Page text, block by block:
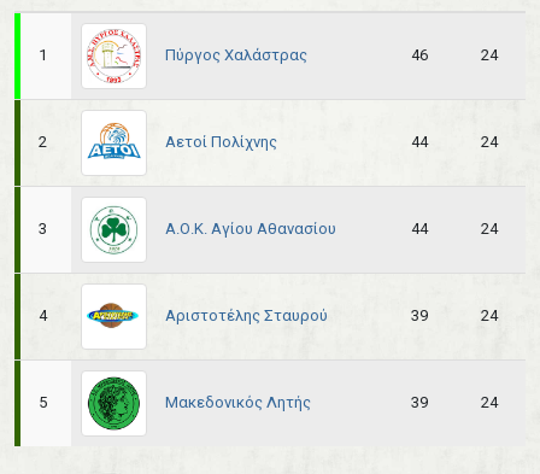
1 Πύργος Χαλάστρας 46 24
2 Αετοί Πολίχνης 44 24
3 Α.Ο.Κ. Αγίου Αθανασίου 44 24
4 Αριστοτέλης Σταυρού 39 24
5 Μακεδονικός Λητής 39 24